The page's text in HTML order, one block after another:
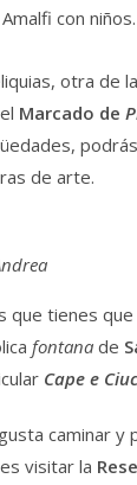
con niños.
otra de
Marcado de
de arte.
que tienes
fontana de
Cape e
caminar y
visitar la